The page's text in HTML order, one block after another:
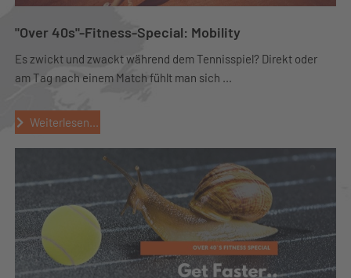
"Over 40s"-Fitness-Special: Mobility
Es zwickt und zwackt während dem Tennisspiel? Direkt oder
am Tag nach einem Match fühlt man sich ...
Weiterlesen...